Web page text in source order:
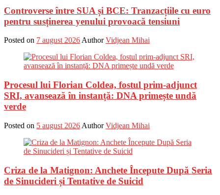
Controverse între SUA și BCE: Tranzacțiile cu euro
pentru susținerea yenului provoacă tensiuni
Posted on 7 august 2026 Author Vidjean Mihai
Procesul lui Florian Coldea, fostul prim-adjunct
SRI, avansează în instanță: DNA primește undă
verde
Posted on 5 august 2026 Author Vidjean Mihai
Criza de la Matignon: Anchete Începute După Seria
de Sinucideri și Tentative de Suicid